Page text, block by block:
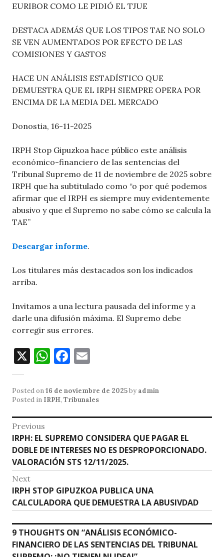
EURIBOR COMO LE PIDIÓ EL TJUE
DESTACA ADEMÁS QUE LOS TIPOS TAE NO SOLO
SE VEN AUMENTADOS POR EFECTO DE LAS
COMISIONES Y GASTOS
HACE UN ANÁLISIS ESTADÍSTICO QUE
DEMUESTRA QUE EL IRPH SIEMPRE OPERA POR
ENCIMA DE LA MEDIA DEL MERCADO
Donostia, 16-11-2025
IRPH Stop Gipuzkoa hace público este análisis
económico-financiero de las sentencias del
Tribunal Supremo de 11 de noviembre de 2025 sobre
IRPH que ha subtitulado como “o por qué podemos
afirmar que el IRPH es siempre muy evidentemente
abusivo y que el Supremo no sabe cómo se calcula la
TAE”
Descargar informe.
Los titulares más destacados son los indicados
arriba.
Invitamos a una lectura pausada del informe y a
darle una difusión máxima. El Supremo debe
corregir sus errores.
X W
at
s
A
p
p
F
c
e
b
o
o
k
ai
l
Posted on16 de noviembre de 2025by admin
Posted in IRPH, Tribunales
Navegación
de
entradas
Previous
Previous
post:
IRPH: EL SUPREMO CONSIDERA QUE PAGAR EL
DOBLE DE INTERESES NO ES DESPROPORCIONADO.
VALORACIÓN STS 12/11/2025.
Next
Next
post:
IRPH STOP GIPUZKOA PUBLICA UNA
CALCULADORA QUE DEMUESTRA LA ABUSIVDAD
9 THOUGHTS ON “ANÁLISIS ECONÓMICO-
FINANCIERO DE LAS SENTENCIAS DEL TRIBUNAL